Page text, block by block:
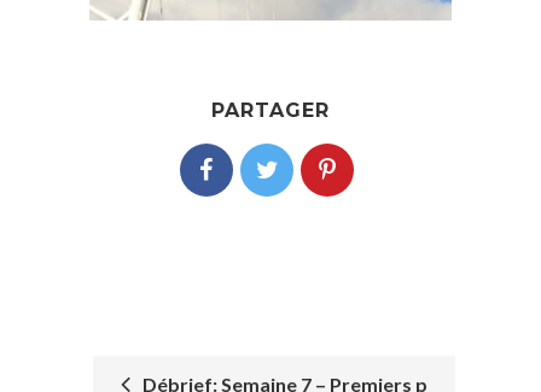
PARTAGER
Débrief: Semaine 7 – Premiers p